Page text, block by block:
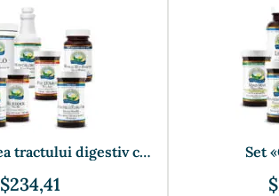
Set «Sănătatea tractului digestiv ca bază»
$234,41
Set